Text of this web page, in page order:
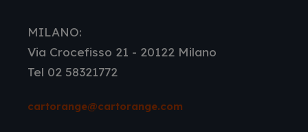
MILANO:
Via Crocefisso 21 - 20122 Milano
Tel 02 58321772
cartorange@cartorange.com